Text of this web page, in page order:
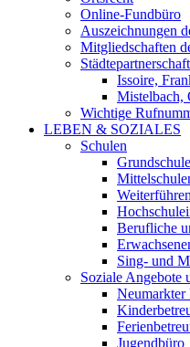
Online-Fundbüro
Auszeichnungen
Mitgliedschaften
Issoire,
Mistelbach,
Wichtige
LEBEN & SOZIALES
Schulen
Berufliche
Sing- und
Soziale Angebote
Neumarkter
Jugendbüro